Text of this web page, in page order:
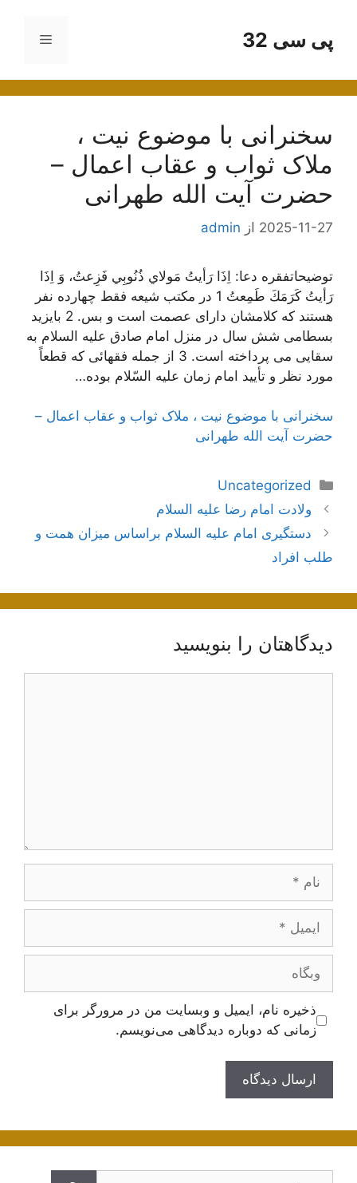
محتواپی سی 32 فهرست
سخنرانی با موضوع نیت ،
ملاک ثواب و عقاب اعمال –
حضرت آیت الله طهرانی
2025-11-27 از admin
توضیحاتفقره دعا: اِذَا رَأيتُ مَولاي ذُنُوبِي فَزِعتُ، وَ اِذَا
رَأيتُ كَرَمَكَ طَمِعتُ 1 در مکتب شیعه فقط چهارده نفر
هستند که کلامشان دارای عصمت است و بس. 2 بایزید
بسطامی شش سال در منزل امام صادق علیه السلام به
سقایی می پرداخته است. 3 از جمله فقهائی که قطعاً
مورد نظر و تأیید امام زمان علیه السّلام بوده…
سخنرانی با موضوع نیت ، ملاک ثواب و عقاب اعمال –
حضرت آیت الله طهرانی
دسته‌ها
Uncategorized
ناوبری
نوشته‌ها
ولادت امام رضا علیه السلام
دستگیری امام علیه السلام براساس میزان همت و
طلب افراد
دیدگاهتان را بنویسید
ایمیل
وبگاه
ذخیره نام، ایمیل و وبسایت من در مرورگر برای
زمانی که دوباره دیدگاهی می‌نویسم.